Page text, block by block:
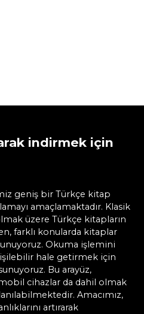
indirmek için
geniş bir Türkçe kitap
amaçlamaktadır. Klasik
üzere Türkçe kitapların
farklı konularda kitaplar
Okuma işlemini
hale getirmek için
Bu arayüz,
cihazlar da dahil olmak
Amacımız,
artırarak